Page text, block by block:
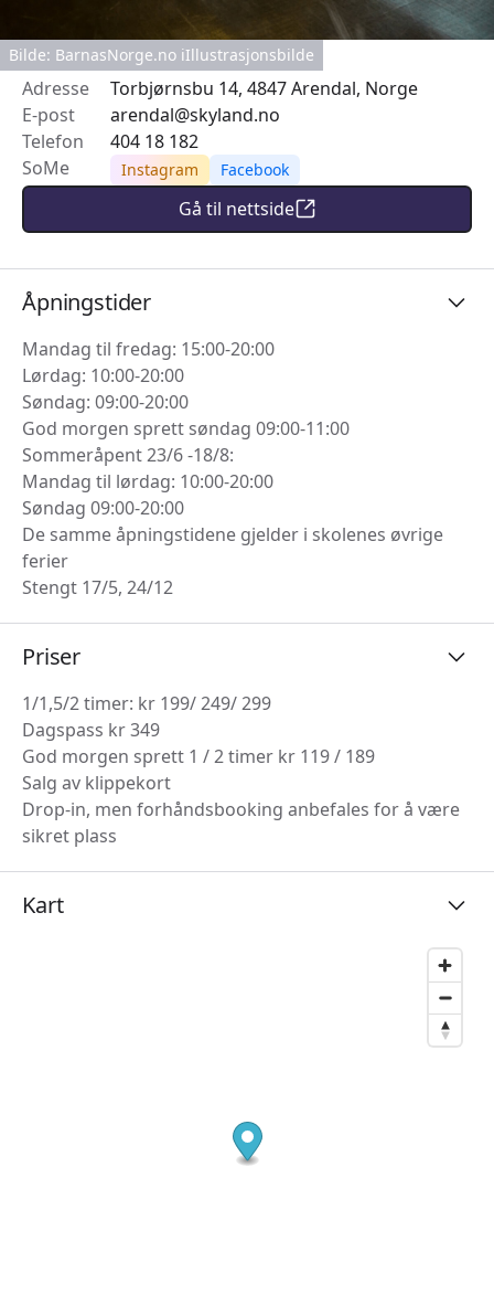
Bilde: BarnasNorge.no iIllustrasjonsbilde
Adresse
Torbjørnsbu 14, 4847 Arendal, Norge
E-post
arendal@skyland.no
Telefon
404 18 182
SoMe
Instagram Facebook
Gå til nettside
Åpningstider
Mandag til fredag: 15:00-20:00
Lørdag: 10:00-20:00
Søndag: 09:00-20:00
God morgen sprett søndag 09:00-11:00
Sommeråpent 23/6 -18/8:
Mandag til lørdag: 10:00-20:00
Søndag 09:00-20:00
De samme åpningstidene gjelder i skolenes øvrige
ferier
Stengt 17/5, 24/12
Priser
1/1,5/2 timer: kr 199/ 249/ 299
Dagspass kr 349
God morgen sprett 1 / 2 timer kr 119 / 189
Salg av klippekort
Drop-in, men forhåndsbooking anbefales for å være
sikret plass
Kart